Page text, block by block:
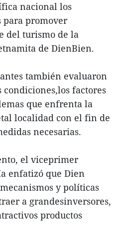
nacional los
para promover
del turismo de la
de DienBien.
también evaluaron
factores
que enfrenta la
localidad con el fin de
necesarias.
el viceprimer
enfatizó que Dien
y políticas
a grandesinversores,
productos